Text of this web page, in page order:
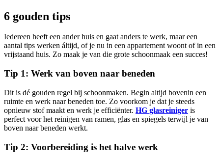
6 gouden tips
Iedereen heeft een ander huis en gaat anders te werk, maar een
aantal tips werken áltijd, of je nu in een appartement woont of in een
vrijstaand huis. Zo maak je van die grote schoonmaak een succes!
Tip 1: Werk van boven naar beneden
Dit is dé gouden regel bij schoonmaken. Begin altijd bovenin een
ruimte en werk naar beneden toe. Zo voorkom je dat je steeds
opnieuw stof maakt en werk je efficiënter. HG glasreiniger is
perfect voor het reinigen van ramen, glas en spiegels terwijl je van
boven naar beneden werkt.
Tip 2: Voorbereiding is het halve werk